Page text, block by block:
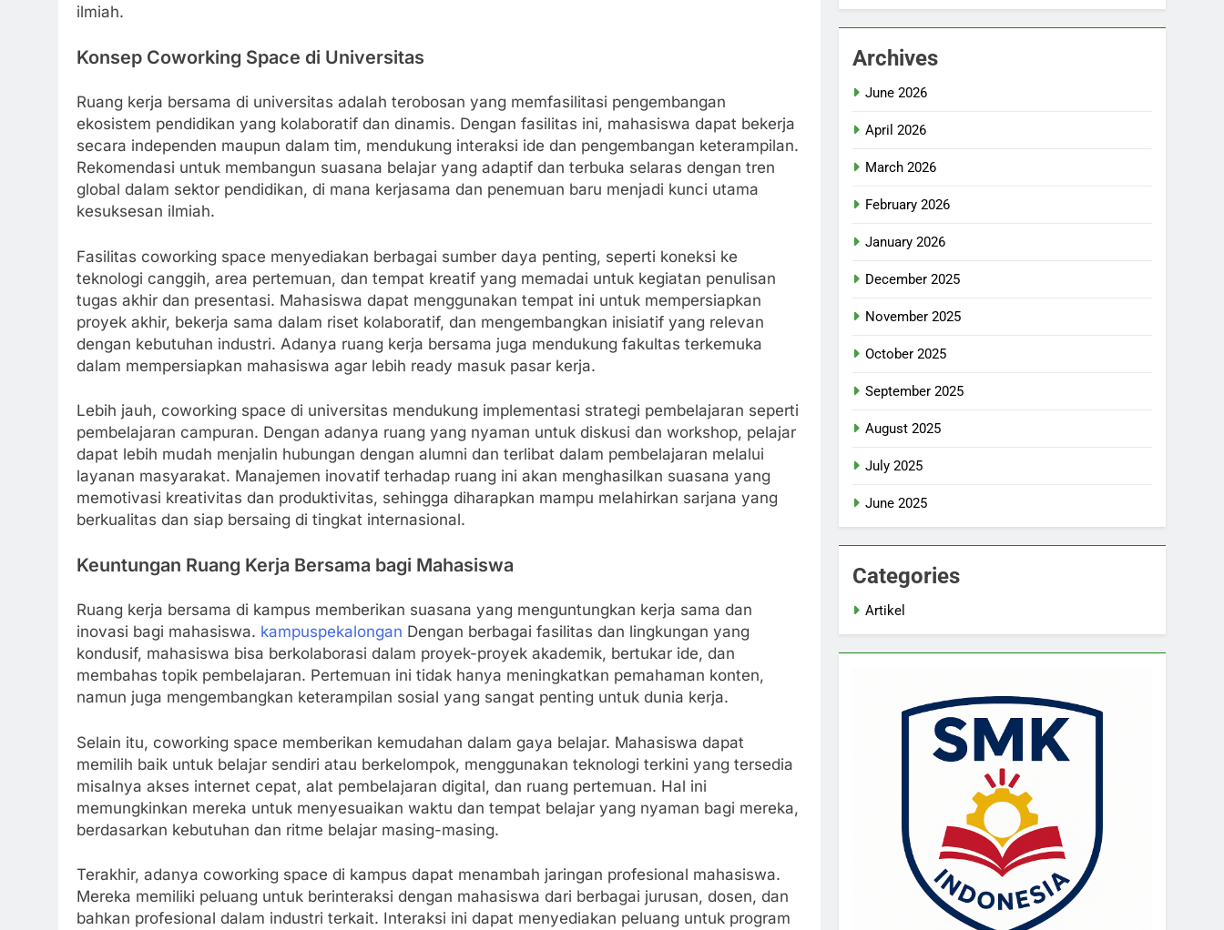
ilmiah.
Konsep Coworking Space di Universitas
Ruang kerja bersama di universitas adalah terobosan yang memfasilitasi pengembangan
ekosistem pendidikan yang kolaboratif dan dinamis. Dengan fasilitas ini, mahasiswa dapat bekerja
secara independen maupun dalam tim, mendukung interaksi ide dan pengembangan keterampilan.
Rekomendasi untuk membangun suasana belajar yang adaptif dan terbuka selaras dengan tren
global dalam sektor pendidikan, di mana kerjasama dan penemuan baru menjadi kunci utama
kesuksesan ilmiah.
Fasilitas coworking space menyediakan berbagai sumber daya penting, seperti koneksi ke
teknologi canggih, area pertemuan, dan tempat kreatif yang memadai untuk kegiatan penulisan
tugas akhir dan presentasi. Mahasiswa dapat menggunakan tempat ini untuk mempersiapkan
proyek akhir, bekerja sama dalam riset kolaboratif, dan mengembangkan inisiatif yang relevan
dengan kebutuhan industri. Adanya ruang kerja bersama juga mendukung fakultas terkemuka
dalam mempersiapkan mahasiswa agar lebih ready masuk pasar kerja.
Lebih jauh, coworking space di universitas mendukung implementasi strategi pembelajaran seperti
pembelajaran campuran. Dengan adanya ruang yang nyaman untuk diskusi dan workshop, pelajar
dapat lebih mudah menjalin hubungan dengan alumni dan terlibat dalam pembelajaran melalui
layanan masyarakat. Manajemen inovatif terhadap ruang ini akan menghasilkan suasana yang
memotivasi kreativitas dan produktivitas, sehingga diharapkan mampu melahirkan sarjana yang
berkualitas dan siap bersaing di tingkat internasional.
Keuntungan Ruang Kerja Bersama bagi Mahasiswa
Ruang kerja bersama di kampus memberikan suasana yang menguntungkan kerja sama dan
inovasi bagi mahasiswa. kampuspekalongan Dengan berbagai fasilitas dan lingkungan yang
kondusif, mahasiswa bisa berkolaborasi dalam proyek-proyek akademik, bertukar ide, dan
membahas topik pembelajaran. Pertemuan ini tidak hanya meningkatkan pemahaman konten,
namun juga mengembangkan keterampilan sosial yang sangat penting untuk dunia kerja.
Selain itu, coworking space memberikan kemudahan dalam gaya belajar. Mahasiswa dapat
memilih baik untuk belajar sendiri atau berkelompok, menggunakan teknologi terkini yang tersedia
misalnya akses internet cepat, alat pembelajaran digital, dan ruang pertemuan. Hal ini
memungkinkan mereka untuk menyesuaikan waktu dan tempat belajar yang nyaman bagi mereka,
berdasarkan kebutuhan dan ritme belajar masing-masing.
Terakhir, adanya coworking space di kampus dapat menambah jaringan profesional mahasiswa.
Mereka memiliki peluang untuk berinteraksi dengan mahasiswa dari berbagai jurusan, dosen, dan
bahkan profesional dalam industri terkait. Interaksi ini dapat menyediakan peluang untuk program
Archives
June 2026
April 2026
March 2026
February 2026
January 2026
December 2025
November 2025
October 2025
September 2025
August 2025
July 2025
June 2025
Categories
Artikel